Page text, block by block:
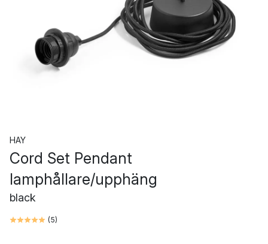
HAY
Cord Set Pendant
lamphållare/upphäng
black
(5)